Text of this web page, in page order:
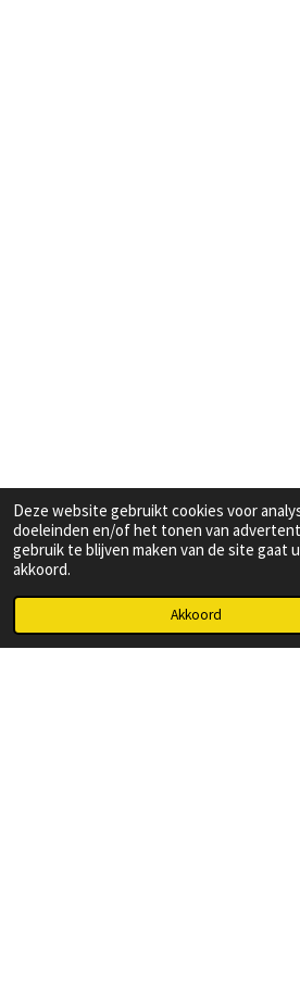
Deze website gebruikt cookies voor
doeleinden en/of het tonen van
gebruik te blijven maken van de site gaat
akkoord.
Akkoord